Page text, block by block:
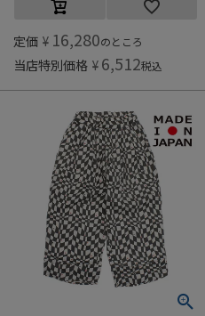
定価 ¥ 16,280のところ
当店特別価格 ¥ 6,512税込